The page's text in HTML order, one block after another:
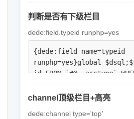
判断是否有下级栏目
dede:field.typeid runphp=yes
channel顶级栏目+高亮
dede:channel type='top'